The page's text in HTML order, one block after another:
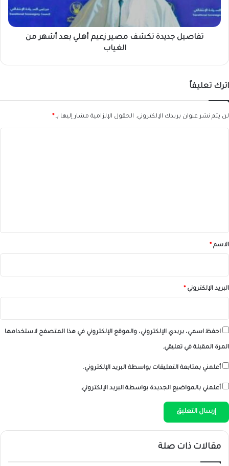
أشهر
من
تفاصيل جديدة تكشف مصير زعيم أهلي بعد أشهر من
الغياب
اترك تعليقاً
لن يتم نشر عنوان بريدك الإلكتروني. الحقول الإلزامية مشار إليها بـ *
*الاسم *
البريد الإلكتروني *
احفظ اسمي، بريدي الإلكتروني، والموقع الإلكتروني في هذا المتصفح لاستخدامها
المرة المقبلة في تعليقي.
أعلمني بمتابعة التعليقات بواسطة البريد الإلكتروني.
أعلمني بالمواضيع الجديدة بواسطة البريد الإلكتروني.
مقالات ذات صلة